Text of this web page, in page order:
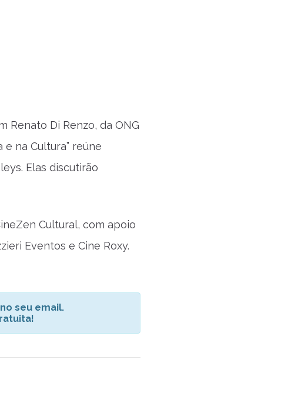
Renato Di Renzo, da ONG
e na Cultura” reúne
Elas discutirão
Cultural, com apoio
Eventos e Cine Roxy.
seu email.